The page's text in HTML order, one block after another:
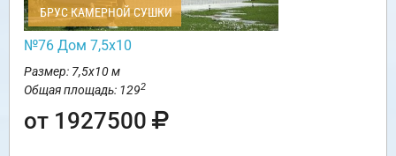
БРУС КАМЕРНОЙ СУШКИ
№76 Дом 7,5х10
Размер: 7,5х10 м
Общая площадь: 1292
от 1927500